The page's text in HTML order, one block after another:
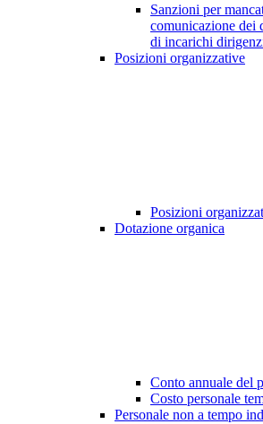
Sanzioni per
comunicazione dei
di incarichi
Posizioni organizzative
Posizioni
Dotazione organica
Conto annuale del
Costo personale
Personale non a tempo